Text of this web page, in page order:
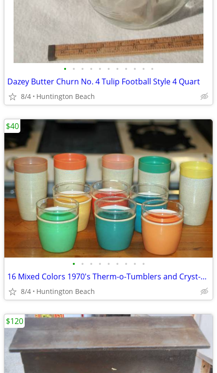
• • • • • • • • • • •
Dazey Butter Churn No. 4 Tulip Football Style 4 Quart
8/4 Huntington Beach
• • • • • • • • •
16 Mixed Colors 1970's Therm-o-Tumblers and Cryst-o-Therm
8/4 Huntington Beach
$40
$120